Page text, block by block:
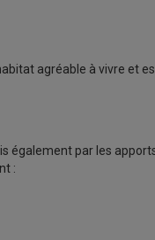
agréable à vivre et
également par les
: